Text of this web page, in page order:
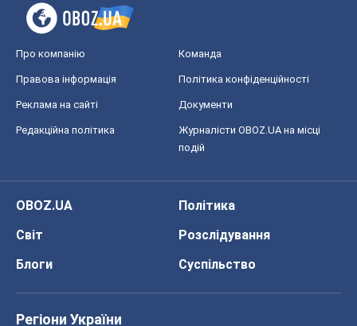
Про компанію Команда
Правова інформація Політика конфіденційності
Реклама на сайті Документи
Редакційна політика
Журналісти OBOZ.UA на місці
подій
OBOZ.UA
Політика
Світ
Розслідування
Блоги
Суспільство
Регіони України